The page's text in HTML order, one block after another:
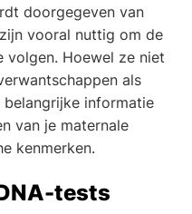
doorgegeven van
vooral nuttig om de
volgen. Hoewel ze niet
als
informatie
van je maternale
kenmerken.
tests